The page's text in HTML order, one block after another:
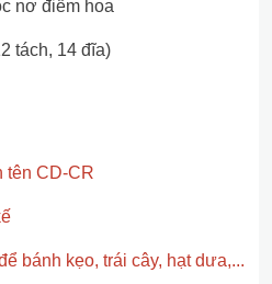
nơ điểm hoa
tách, 14 đĩa)
tên CD-CR
bánh kẹo, trái cây, hạt dưa,...